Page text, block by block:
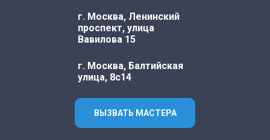
г. Москва, Ленинский
проспект, улица
Вавилова 15
г. Москва, Балтийская
улица, 8с14
ВЫЗВАТЬ МАСТЕРА